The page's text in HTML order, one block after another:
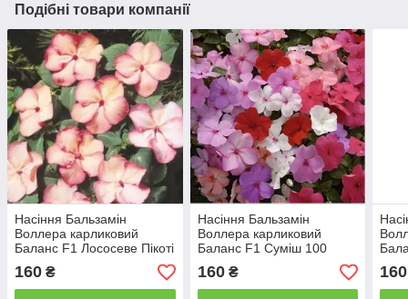
Подібні товари компанії
Насіння Бальзамін
Воллера карликовий
Баланс F1 Лососеве Пікоті
100 насінин Hem Genetics
160 ₴
Насіння Бальзамін
Воллера карликовий
Баланс F1 Cуміш 100
насінин Hem Genetics
160₴ 160